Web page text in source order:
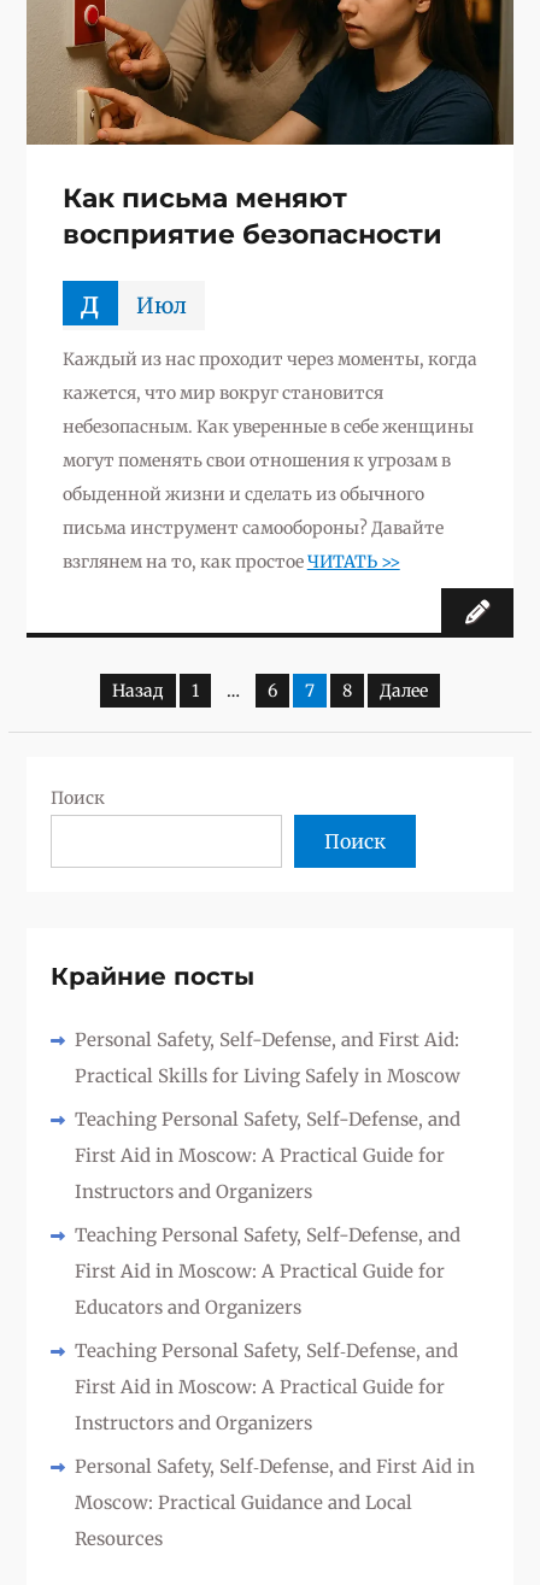
Как письма меняют
восприятие безопасности
д Июл
Каждый из нас проходит через моменты, когда
кажется, что мир вокруг становится
небезопасным. Как уверенные в себе женщины
могут поменять свои отношения к угрозам в
обыденной жизни и сделать из обычного
письма инструмент самообороны? Давайте
взглянем на то, как простоеЧИТАТЬ >>
Пагинация
Назад 1 … 6 7 8 Далее
Поиск
Поиск
Крайние посты
Personal Safety, Self-Defense, and First Aid:
Practical Skills for Living Safely in Moscow
Teaching Personal Safety, Self-Defense, and
First Aid in Moscow: A Practical Guide for
Instructors and Organizers
Teaching Personal Safety, Self-Defense, and
First Aid in Moscow: A Practical Guide for
Educators and Organizers
Teaching Personal Safety, Self‑Defense, and
First Aid in Moscow: A Practical Guide for
Instructors and Organizers
Personal Safety, Self‑Defense, and First Aid in
Moscow: Practical Guidance and Local
Resources